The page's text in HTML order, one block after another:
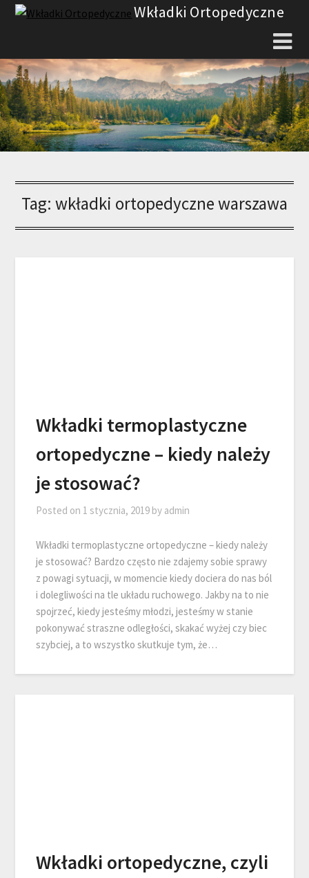
Skip
Wkładki Ortopedyczne
Tag: wkładki ortopedyczne warszawa
Wkładki termoplastyczne
ortopedyczne – kiedy należy
je stosować?
Posted on 1 stycznia, 2019 by admin
Wkładki termoplastyczne ortopedyczne – kiedy należy
je stosować? Bardzo często nie zdajemy sobie sprawy
z powagi sytuacji, w momencie kiedy dociera do nas ból
i dolegliwości na tle układu ruchowego. Jakby na to nie
spojrzeć, kiedy jesteśmy młodzi, jesteśmy w stanie
pokonywać straszne odległości, skakać wyżej czy biec
szybciej, a to wszystko skutkuje tym, że…
Wkładki ortopedyczne, czyli